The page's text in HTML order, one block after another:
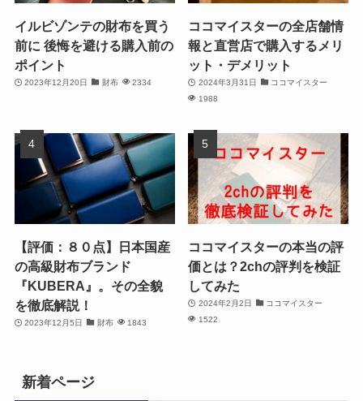
イルビゾンテの財布を買う
前に 後悔を避ける購入前の
ポイント
2023年12月20日 財布 2334
ココマイスターの全店舗情
報と直営店で購入するメリ
ット・デメリット
2024年3月31日
ココマイスター
1988
【評価：８０点】日本国産
の高級財布ブランド
『KUBERA』。その全貌
を徹底解説！
2023年12月5日 財布 1843
ココマイスターの本当の評
価とは？2chの評判を検証
してみた
2024年2月2日
ココマイスター
1522
新着ページ